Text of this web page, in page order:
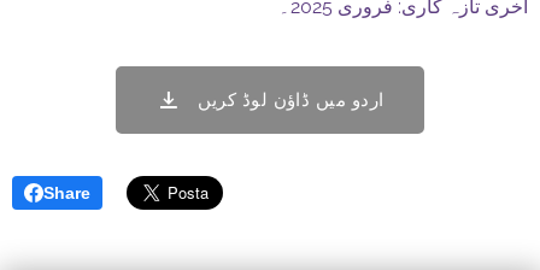
آخری تازہ کاری: فروری 2025۔
اردو میں ڈاؤن لوڈ کریں
Share